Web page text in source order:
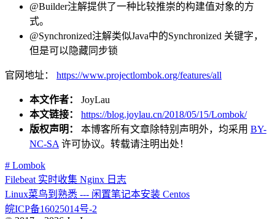
@Builder注解提供了一种比较推崇的构建值对象的方
式。
@Synchronized注解类似Java中的Synchronized 关键字，
但是可以隐藏同步锁
官网地址： https://www.projectlombok.org/features/all
本文作者： JoyLau
本文链接：
https://blog.joylau.cn/2018/05/15/Lombok/
版权声明： 本博客所有文章除特别声明外，均采用 BY-
NC-SA 许可协议。转载请注明出处！
# Lombok
Filebeat 实时收集 Nginx 日志
Linux菜鸟到熟悉 --- 闲置笔记本安装 Centos
皖ICP备16025014号-2